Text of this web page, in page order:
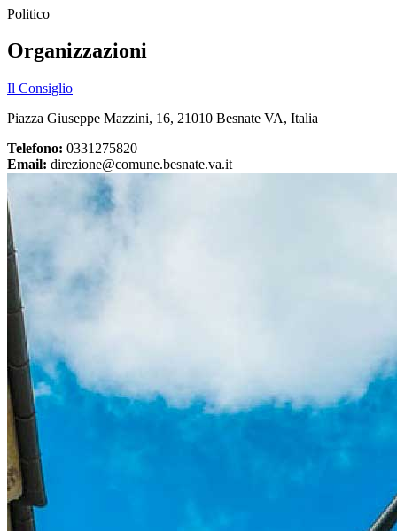
Politico
Organizzazioni
Il Consiglio
Piazza Giuseppe Mazzini, 16, 21010 Besnate VA, Italia
Telefono: 0331275820
Email: direzione@comune.besnate.va.it